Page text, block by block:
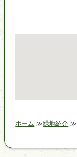
ホーム 緑地紹介